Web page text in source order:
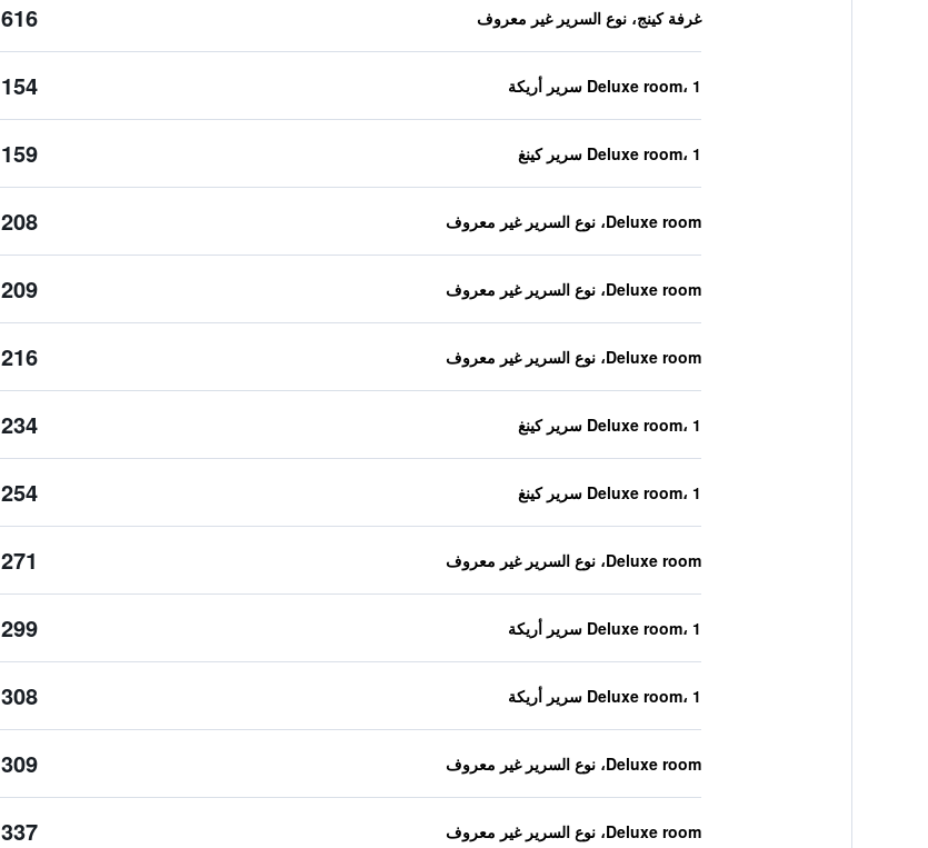
غرفة كينج، نوع السرير غير معروف 616 ﷼
Deluxe room، 1 سرير أريكة 154 ﷼
Deluxe room، 1 سرير كينغ 159 ﷼
Deluxe room، نوع السرير غير معروف 208 ﷼
Deluxe room، نوع السرير غير معروف 209 ﷼
Deluxe room، نوع السرير غير معروف 216 ﷼
Deluxe room، 1 سرير كينغ 234 ﷼
Deluxe room، 1 سرير كينغ 254 ﷼
Deluxe room، نوع السرير غير معروف 271 ﷼
Deluxe room، 1 سرير أريكة 299 ﷼
Deluxe room، 1 سرير أريكة 308 ﷼
Deluxe room، نوع السرير غير معروف 309 ﷼
Deluxe room، نوع السرير غير معروف 337 ﷼